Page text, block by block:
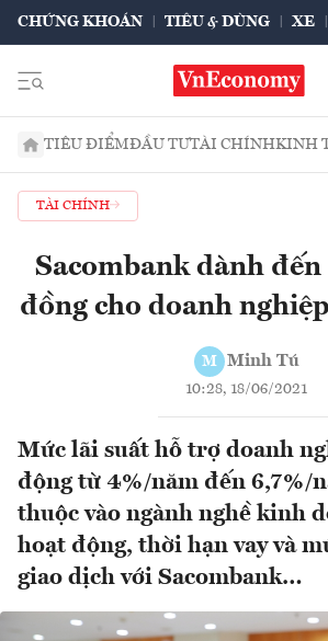
CHỨNG KHOÁN TIÊU & DÙNG XE
TIÊU ĐIỂMĐẦU TƯTÀI CHÍNHKINH
TÀI CHÍNH
Sacombank dành
đồng cho doanh
M Minh Tú
10:28, 18/06/2021
Mức lãi suất hỗ trợ doanh
động từ 4%/năm đến 6,7%/
thuộc vào ngành nghề kinh
hoạt động, thời hạn vay và
giao dịch với Sacombank…